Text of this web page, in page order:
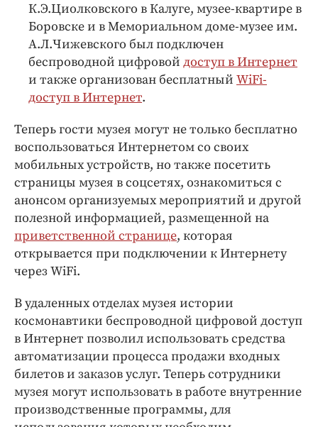
К.Э.Циолковского в Калуге, музее-квартире в
Боровске и в Мемориальном доме-музее им.
А.Л.Чижевского был подключен
беспроводной цифровой доступ в Интернет
и также организован бесплатный WiFi-
доступ в Интернет.
Теперь гости музея могут не только бесплатно
воспользоваться Интернетом со своих
мобильных устройств, но также посетить
страницы музея в соцсетях, ознакомиться с
анонсом организуемых мероприятий и другой
полезной информацией, размещенной на
приветственной странице, которая
открывается при подключении к Интернету
через WiFi.
В удаленных отделах музея истории
космонавтики беспроводной цифровой доступ
в Интернет позволил использовать средства
автоматизации процесса продажи входных
билетов и заказов услуг. Теперь сотрудники
музея могут использовать в работе внутренние
производственные программы, для